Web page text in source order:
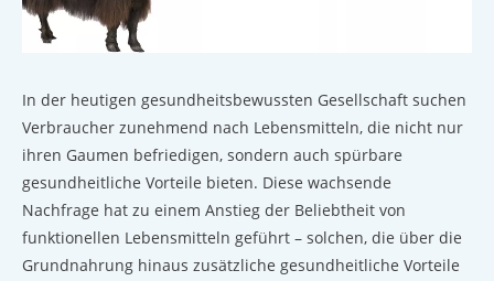
In der heutigen gesundheitsbewussten Gesellschaft suchen
Verbraucher zunehmend nach Lebensmitteln, die nicht nur
ihren Gaumen befriedigen, sondern auch spürbare
gesundheitliche Vorteile bieten. Diese wachsende
Nachfrage hat zu einem Anstieg der Beliebtheit von
funktionellen Lebensmitteln geführt – solchen, die über die
Grundnahrung hinaus zusätzliche gesundheitliche Vorteile